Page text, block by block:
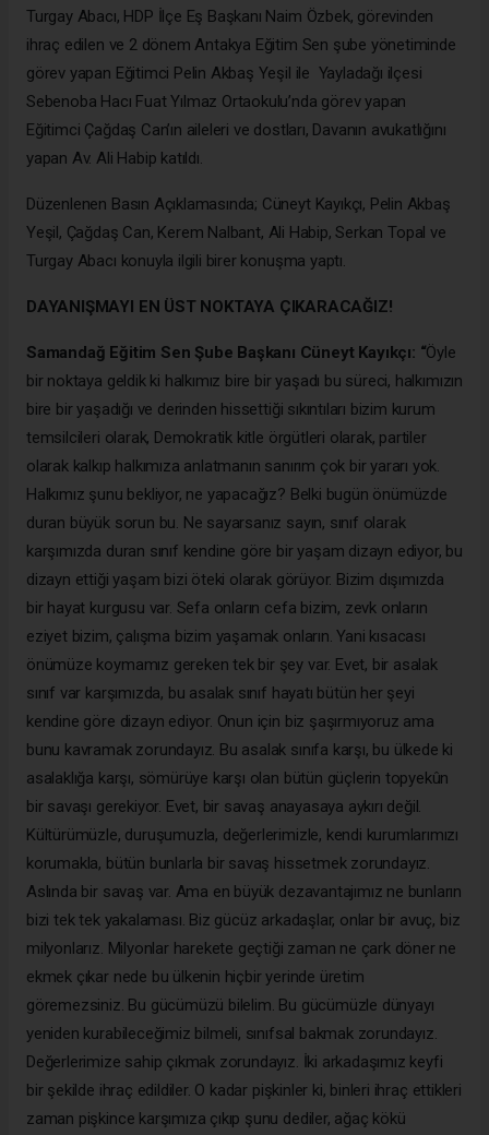
Turgay Abacı, HDP İlçe Eş Başkanı Naim Özbek, görevinden
ihraç edilen ve 2 dönem Antakya Eğitim Sen şube yönetiminde
görev yapan Eğitimci Pelin Akbaş Yeşil ile Yayladağı ilçesi
Sebenoba Hacı Fuat Yılmaz Ortaokulu’nda görev yapan
Eğitimci Çağdaş Can’ın aileleri ve dostları, Davanın avukatlığını
yapan Av. Ali Habip katıldı.
Düzenlenen Basın Açıklamasında; Cüneyt Kayıkçı, Pelin Akbaş
Yeşil, Çağdaş Can, Kerem Nalbant, Ali Habip,Serkan Topal ve
Turgay Abacı konuyla ilgili birer konuşma yaptı.
DAYANIŞMAYI EN ÜST NOKTAYA ÇIKARACAĞIZ!
Samandağ Eğitim Sen Şube Başkanı Cüneyt Kayıkçı: “Öyle
bir noktaya geldik ki halkımız bire bir yaşadı bu süreci, halkımızın
bire bir yaşadığı ve derinden hissettiği sıkıntıları bizim kurum
temsilcileri olarak, Demokratik kitle örgütleri olarak, partiler
olarak kalkıp halkımıza anlatmanın sanırım çok bir yararı yok.
Halkımız şunu bekliyor, ne yapacağız? Belki bugün önümüzde
duran büyük sorun bu. Ne sayarsanız sayın, sınıf olarak
karşımızda duran sınıf kendine göre bir yaşam dizayn ediyor, bu
dizayn ettiği yaşam bizi öteki olarak görüyor. Bizim dışımızda
bir hayat kurgusu var. Sefa onların cefa bizim, zevk onların
eziyet bizim, çalışma bizim yaşamak onların. Yani kısacası
önümüze koymamız gereken tek bir şey var. Evet, bir asalak
sınıf var karşımızda, bu asalak sınıf hayatı bütün her şeyi
kendine göre dizayn ediyor. Onun için biz şaşırmıyoruz ama
bunu kavramak zorundayız. Bu asalak sınıfa karşı, bu ülkede ki
asalaklığa karşı, sömürüye karşı olan bütün güçlerin topyekûn
bir savaşı gerekiyor. Evet, bir savaş anayasaya aykırı değil.
Kültürümüzle, duruşumuzla, değerlerimizle, kendi kurumlarımızı
korumakla, bütün bunlarla bir savaş hissetmek zorundayız.
Aslında bir savaş var. Ama en büyük dezavantajımız ne bunların
bizi tek tek yakalaması. Biz gücüz arkadaşlar, onlar bir avuç, biz
milyonlarız. Milyonlar harekete geçtiği zaman ne çark döner ne
ekmek çıkar nede bu ülkenin hiçbir yerinde üretim
göremezsiniz. Bu gücümüzü bilelim. Bu gücümüzle dünyayı
yeniden kurabileceğimiz bilmeli, sınıfsal bakmak zorundayız.
Değerlerimize sahip çıkmak zorundayız. İki arkadaşımız keyfi
bir şekilde ihraç edildiler. O kadar pişkinler ki, binleri ihraç ettikleri
zaman pişkince karşımıza çıkıp şunu dediler, ağaç kökü